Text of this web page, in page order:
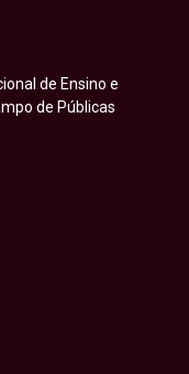
de Ensino e
de Públicas